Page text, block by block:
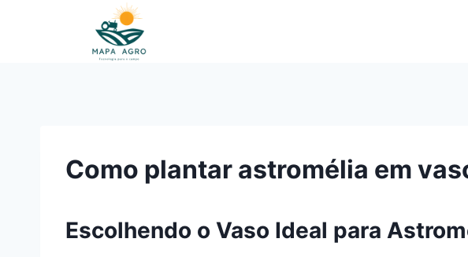
Como plantar astromélia em
Escolhendo o Vaso Ideal para